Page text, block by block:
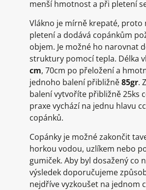
menší hmotnost a při pletení
Vlákno je mírně krepaté, proto
pletení a dodává copánkům
objem. Je možné ho narovnat
struktury pomocí tepla. Délka
cm, 70cm po přeložení a
jednoho balení přibližně85gr.
balení vytvoříte přibližně 25ks
praxe vychází na jednu hlavu
copánků.
Copánky je možné zakončit
horkou vodou, uzlíkem nebo
gumiček. Aby byl dosažený co
výsledek doporučujeme
nejdříve vyzkoušet na jednom